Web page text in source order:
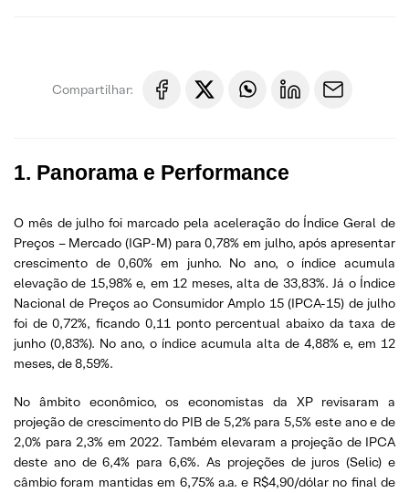
Compartilhar:
1. Panorama e Performance
O mês de julho foi marcado pela aceleração do Índice Geral de
Preços – Mercado (IGP-M) para 0,78% em julho, após apresentar
crescimento de 0,60% em junho. No ano, o índice acumula
elevação de 15,98% e, em 12 meses, alta de 33,83%. Já o Índice
Nacional de Preços ao Consumidor Amplo 15 (IPCA-15) de julho
foi de 0,72%, ficando 0,11 ponto percentual abaixo da taxa de
junho (0,83%). No ano, o índice acumula alta de 4,88% e, em 12
meses, de 8,59%.
No âmbito econômico, os economistas da XP revisaram a
projeção de crescimento do PIB de 5,2% para 5,5% este ano e de
2,0% para 2,3% em 2022. Também elevaram a projeção de IPCA
deste ano de 6,4% para 6,6%. As projeções de juros (Selic) e
câmbio foram mantidas em 6,75% a.a. e R$4,90/dólar no final de